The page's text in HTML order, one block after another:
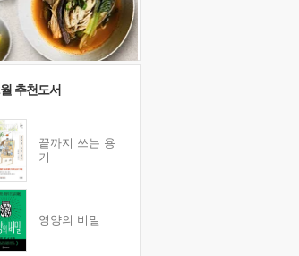
추천도서
끝까지 쓰는 용
기
영양의 비밀